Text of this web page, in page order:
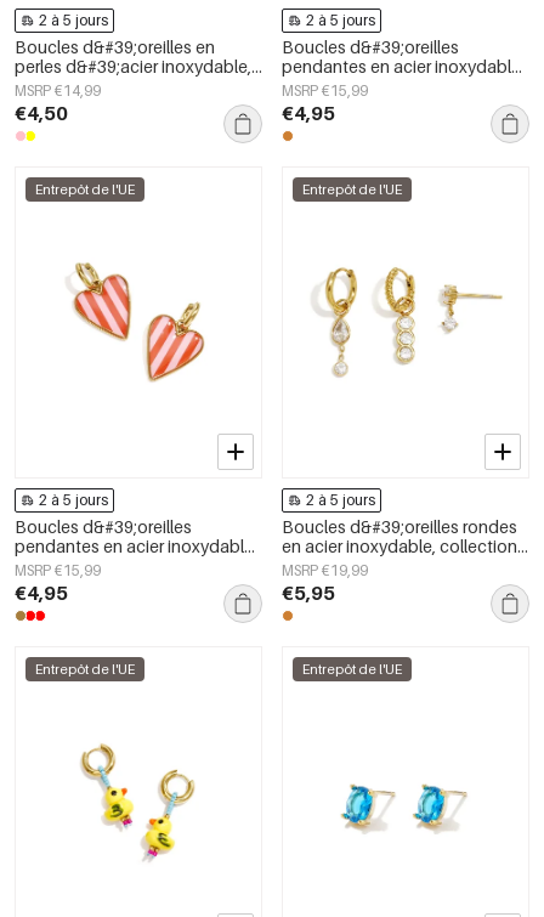
2 à 5 jours
Boucles d&#39;oreilles en
perles d&#39;acier inoxydable,
forme elliptique, collection
simple et mignonne pour le
quotidien, bijoux pour femmes
MSRP €14,99
€4,50
2 à 5 jours
Boucles d&#39;oreilles
pendantes en acier inoxydable,
coquillage, collection Simple
Simple, bijoux pour femmes
MSRP €15,99
€4,95
Entrepôt de l'UE
2 à 5 jours
Boucles d&#39;oreilles
pendantes en acier inoxydable
en forme de cœur, collection
Daily Simple, bijoux pour
femmes
MSRP €15,99
€4,95
Entrepôt de l'UE
2 à 5 jours
Boucles d&#39;oreilles rondes
en acier inoxydable, collection
Daily Simple, bijoux pour
femmes
MSRP €19,99
€5,95
Entrepôt de l'UE Entrepôt de l'UE